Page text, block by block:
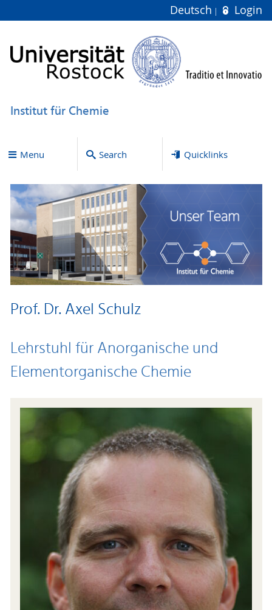
Deutsch Login
Institut für Chemie
Menu Search Quicklinks
Prof. Dr. Axel Schulz
Lehrstuhl für Anorganische und
Elementorganische Chemie